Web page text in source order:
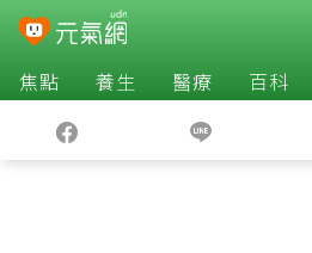
焦點 養生 醫療 百科